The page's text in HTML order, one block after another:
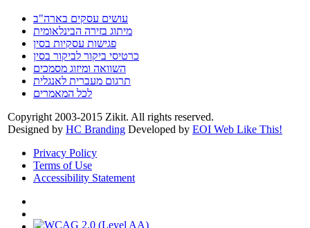
עושים עסקים בארה"ב
מיתוג בזירה הבינלאומית
פגישות עסקיות בסין
כרטיסי ביקור לביקור בסין
השוואה ומיזוג מסמכים
תרגום מעברית לאנגלית
לכל המאמרים
Copyright 2003-2015 Zikit. All rights reserved.
Designed by HC Branding Developed by EOI Web Like This!
Privacy Policy
Terms of Use
Accessibility Statement